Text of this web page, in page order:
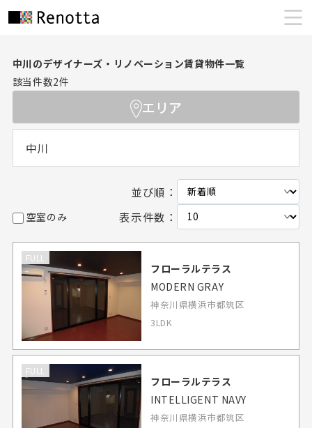
中川のデザイナーズ・リノベーション賃貸物件一覧
該当件数2件
エリア
中川
並び順：
空室のみ 表示件数：
FULL
フローラルテラス
MODERN GRAY
神奈川県横浜市都筑区
3LDK
FULL
フローラルテラス
INTELLIGENT NAVY
神奈川県横浜市都筑区